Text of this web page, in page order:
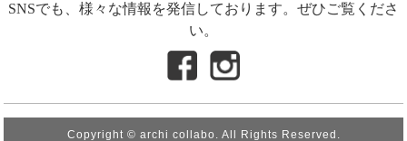
SNSでも、様々な情報を発信しております。ぜひご覧くださ
い。
Copyright © archi collabo. All Rights Reserved.